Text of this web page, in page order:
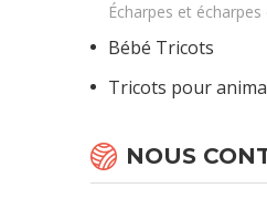
Écharpes et
Bébé Tricots
NOUS